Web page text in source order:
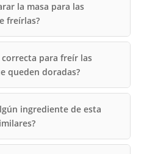
la masa para las
freírlas?
correcta para freír las
queden doradas?
ingrediente de esta